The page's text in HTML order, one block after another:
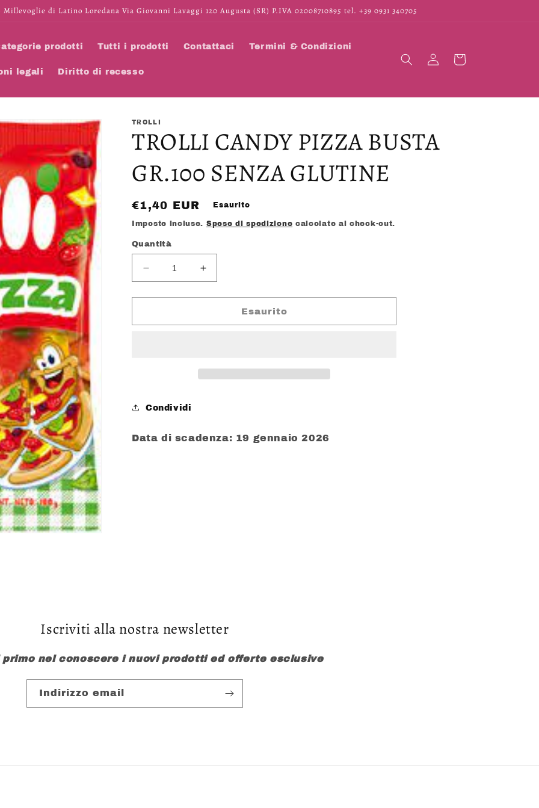
di Latino Loredana Via Giovanni Lavaggi 120 Augusta (SR) P.IVA 02008710895 tel. +39 0931 340705
prodotti Tutti i prodotti Contattaci Termini & Condizioni
legali Diritto di recesso
AccediCarrello
TROLLI
TROLLI CANDY PIZZA BUSTA
GR.100 SENZA GLUTINE
Prezzo
di
listino
€1,40 EUR Esaurito
Imposte incluse. Spese di spedizione calcolate al check-out.
Quantità
Diminuisci
quantità
per
CANDY
Aumenta
quantità
per
CANDY
Esaurito
Condividi
Data di scadenza: 19 gennaio 2026
Iscriviti alla nostra newsletter
primo nel conoscere i nuovi prodotti ed offerte esclusive
Indirizzo email